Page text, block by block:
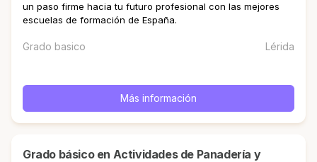
un paso firme hacia tu futuro profesional con las mejores
escuelas de formación de España.
Grado basico Lérida
Más información
Grado básico en Actividades de Panadería y